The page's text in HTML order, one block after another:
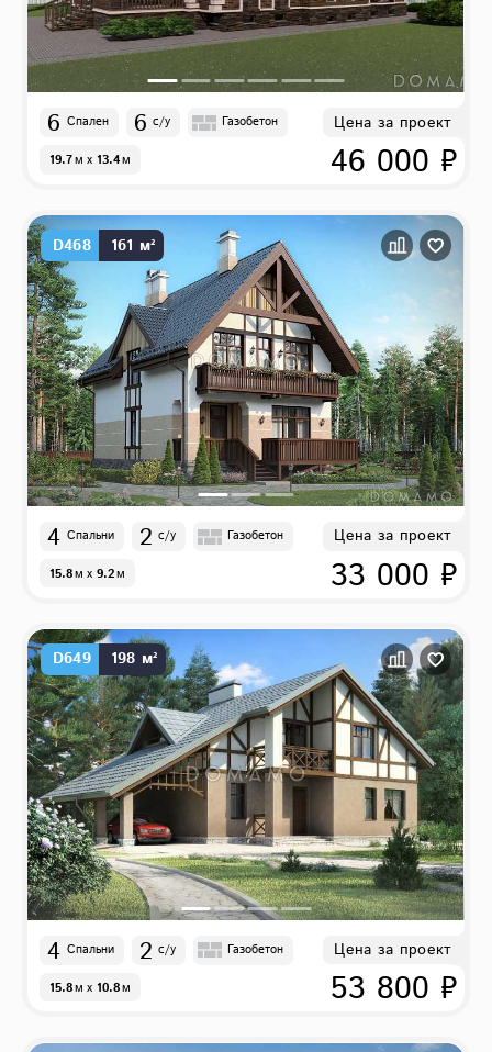
6 Спален 6 с/у Газобетон
19.7м x 13.4м
Цена за проект
46 000 ₽
D468 161 м²
4 Спальни 2 с/у Газобетон
15.8м x 9.2м
Цена за проект
33 000 ₽
D649 198 м²
4 Спальни 2 с/у Газобетон
15.8м x 10.8м
Цена за проект
53 800 ₽